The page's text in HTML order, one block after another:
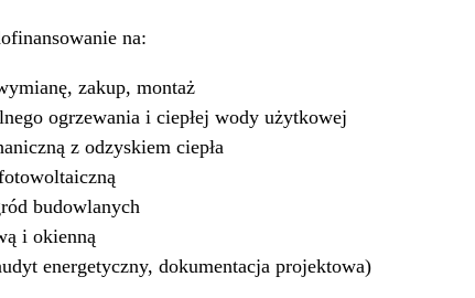
na:
zakup, montaż
ogrzewania i ciepłej wody użytkowej
z odzyskiem ciepła
budowlanych
i okienną
energetyczny, dokumentacja projektowa)